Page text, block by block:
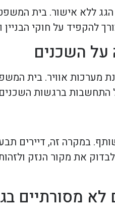
ללא אישור. בית
להקפיד על חוקי
השכנים
אוויר. בית
התחשבות ברגשות
במקרה זה, דיירים
את מקור הנזק
מסורתיים